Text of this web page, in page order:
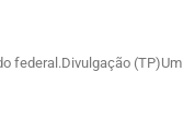
federal.Divulgação (TP)Um